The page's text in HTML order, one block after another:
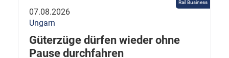
Rail Business
07.08.2026
Ungarn
Güterzüge dürfen wieder ohne
Pause durchfahren